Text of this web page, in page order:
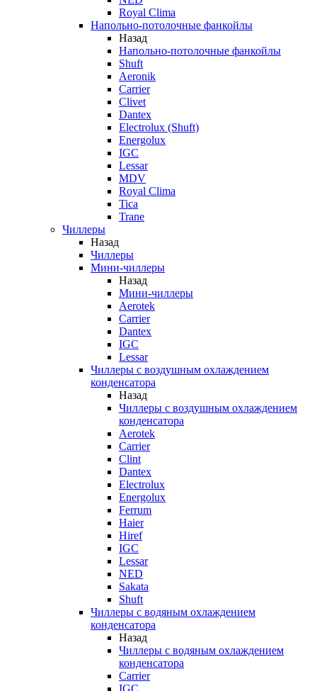
Royal Clima
Напольно-потолочные фанкойлы
Назад
Напольно-потолочные фанкойлы
Shuft
Aeronik
Carrier
Clivet
Dantex
Electrolux (Shuft)
Energolux
IGC
Lessar
MDV
Royal Clima
Tica
Trane
Чиллеры
Назад
Чиллеры
Мини-чиллеры
Назад
Мини-чиллеры
Aerotek
Carrier
Dantex
IGC
Lessar
Чиллеры с воздушным охлаждением
конденсатора
Назад
Чиллеры с воздушным охлаждением
конденсатора
Aerotek
Carrier
Clint
Dantex
Electrolux
Energolux
Ferrum
Haier
Hiref
IGC
Lessar
NED
Sakata
Shuft
Чиллеры с водяным охлаждением
конденсатора
Назад
Чиллеры с водяным охлаждением
конденсатора
Carrier
IGC